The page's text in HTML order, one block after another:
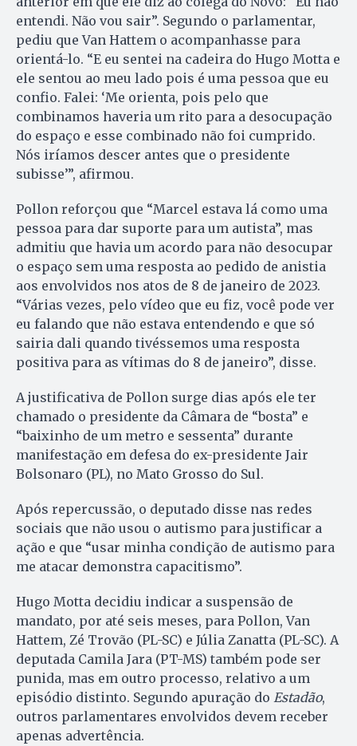
entendi. Não vou sair”. Segundo o parlamentar,
pediu que Van Hattem o acompanhasse para
orientá-lo. “E eu sentei na cadeira do Hugo Motta e
ele sentou ao meu lado pois é uma pessoa que eu
confio. Falei: ‘Me orienta, pois pelo que
combinamos haveria um rito para a desocupação
do espaço e esse combinado não foi cumprido.
Nós iríamos descer antes que o presidente
subisse’”, afirmou.
Pollon reforçou que “Marcel estava lá como uma
pessoa para dar suporte para um autista”, mas
admitiu que havia um acordo para não desocupar
o espaço sem uma resposta ao pedido de anistia
aos envolvidos nos atos de 8 de janeiro de 2023.
“Várias vezes, pelo vídeo que eu fiz, você pode ver
eu falando que não estava entendendo e que só
sairia dali quando tivéssemos uma resposta
positiva para as vítimas do 8 de janeiro”, disse.
A justificativa de Pollon surge dias após ele ter
chamado o presidente da Câmara de “bosta” e
“baixinho de um metro e sessenta” durante
manifestação em defesa do ex-presidente Jair
Bolsonaro (PL), no Mato Grosso do Sul.
Após repercussão, o deputado disse nas redes
sociais que não usou o autismo para justificar a
ação e que “usar minha condição de autismo para
me atacar demonstra capacitismo”.
Hugo Motta decidiu indicar a suspensão de
mandato, por até seis meses, para Pollon, Van
Hattem, Zé Trovão (PL-SC) e Júlia Zanatta (PL-SC). A
deputada Camila Jara (PT-MS) também pode ser
punida, mas em outro processo, relativo a um
episódio distinto. Segundo apuração do Estadão,
outros parlamentares envolvidos devem receber
apenas advertência.